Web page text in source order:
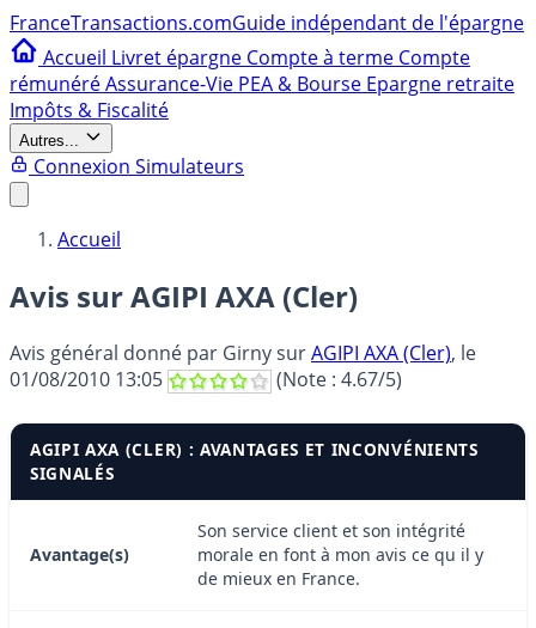
FranceTransactions.comGuide indépendant de l'épargne
Accueil Livret épargne Compte à terme Compte
rémunéréAssurance-Vie PEA & Bourse Epargne retraite
Impôts & Fiscalité
Autres...
Connexion Simulateurs
Accueil
Avis sur AGIPI AXA (Cler)
Avis général donné par GirnysurAGIPI AXA (Cler), le
01/08/2010 13:05
(Note : 4.67/5)
AGIPI AXA (CLER) : AVANTAGES ET INCONVÉNIENTS
SIGNALÉS
Avantage(s)
Son service client et son intégrité
morale en font à mon avis ce qu il y
de mieux en France.